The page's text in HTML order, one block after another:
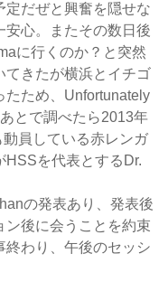
定だぜと興奮を隠せな
安心。またその数日後
に行くのか？と突然
てきたが横浜とイチゴ
たため、Unfortunately
あとで調べたら2013年
員している赤レンガ
HSSを代表とするDr.
の発表あり、発表後
ン後に会うことを約束
終わり、午後のセッシ